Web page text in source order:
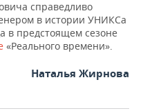
справедливо
в истории УНИКСа
в предстоящем сезоне
«Реального времени».
Наталья Жирнова